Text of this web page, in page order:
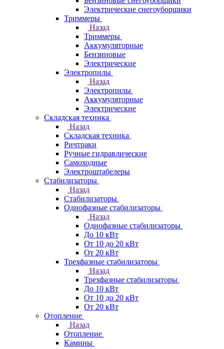
Электрические снегоуборщики
Триммеры
Назад
Триммеры
Аккумуляторные
Бензиновые
Электрические
Электропилы
Назад
Электропилы
Аккумуляторные
Электрические
Складская техника
Назад
Складская техника
Ричтраки
Ручные гидравлические
Самоходные
Электроштабелеры
Стабилизаторы
Назад
Стабилизаторы
Однофазные стабилизаторы
Назад
Однофазные стабилизаторы
До 10 кВт
От 10 до 20 кВт
От 20 кВт
Трехфазные стабилизаторы
Назад
Трехфазные стабилизаторы
До 10 кВт
От 10 до 20 кВт
От 20 кВт
Отопление
Назад
Отопление
Камины